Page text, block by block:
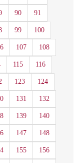
90 91
99 100
107 108
115 116
123 124
131 132
139 140
147 148
155 156